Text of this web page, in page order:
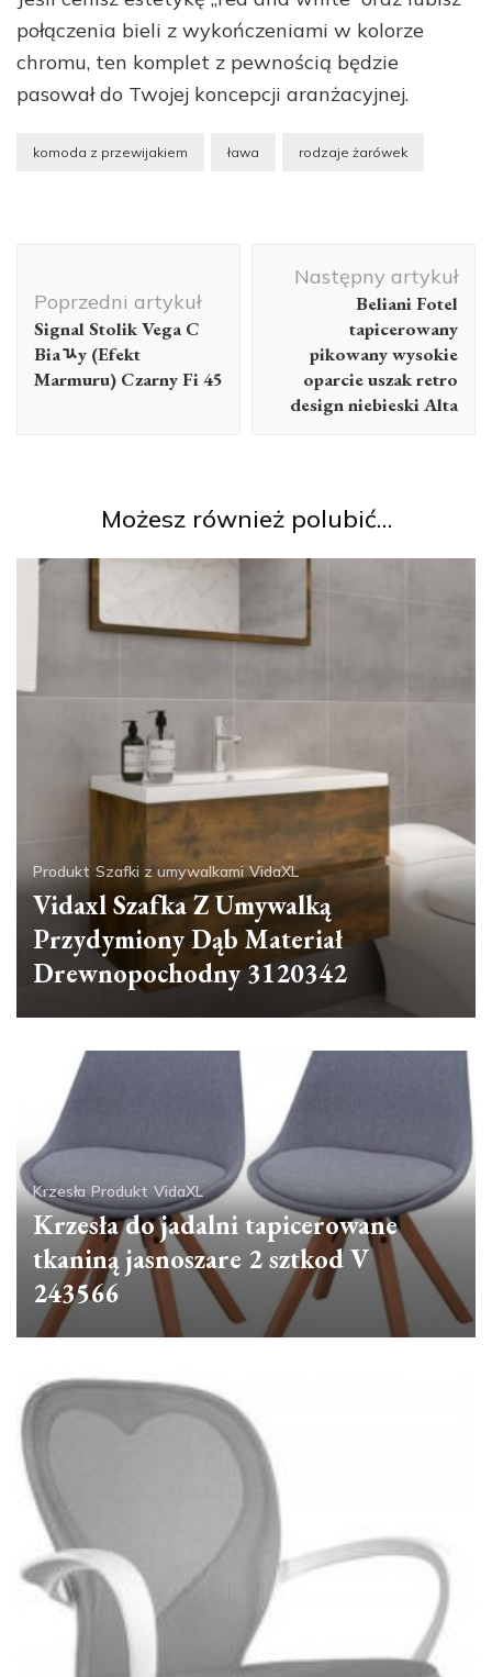
połączenia bieli z wykończeniami w kolorze
chromu, ten komplet z pewnością będzie
pasował do Twojej koncepcji aranżacyjnej.
komoda z przewijakiem ława rodzaje żarówek
wpisu
Poprzedni artykuł
Signal Stolik Vega C
Biaﾣy (Efekt
Marmuru) Czarny Fi 45
Następny artykuł
Beliani Fotel
tapicerowany
pikowany wysokie
oparcie uszak retro
design niebieski Alta
Możesz również polubić…
Produkt Szafki z umywalkami VidaXL
Vidaxl Szafka Z Umywalką
Przydymiony Dąb Materiał
Drewnopochodny 3120342
Krzesła Produkt VidaXL
Krzesła do jadalni tapicerowane
tkaniną jasnoszare 2 sztkod V
243566